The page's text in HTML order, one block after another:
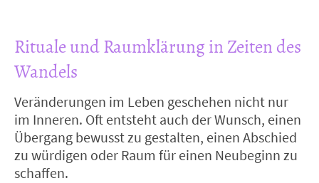
Rituale und Raumklärung in Zeiten des
Wandels
Veränderungen im Leben geschehen nicht nur
im Inneren. Oft entsteht auch der Wunsch, einen
Übergang bewusst zu gestalten, einen Abschied
zu würdigen oder Raum für einen Neubeginn zu
schaffen.